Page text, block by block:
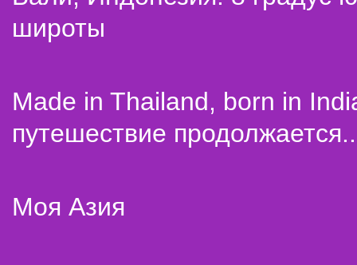
широты
Made in Thailand, born in
путешествие
Моя Азия